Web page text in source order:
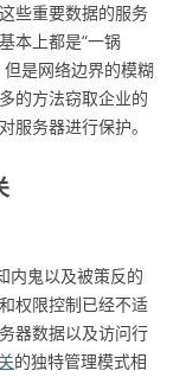
些重要数据的服务
本上都是“一锅
是网络边界的模糊
的方法窃取企业的
服务器进行保护。
内鬼以及被策反的
权限控制已经不适
器数据以及访问行
的独特管理模式相